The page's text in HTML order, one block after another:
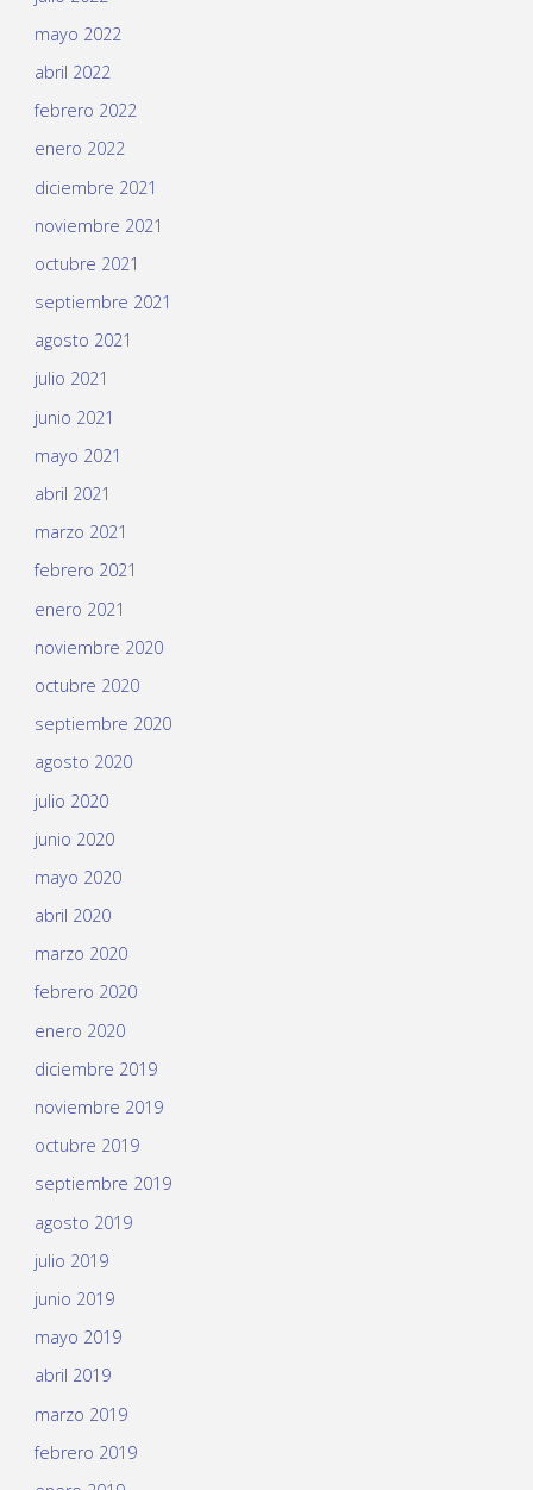
mayo 2022
abril 2022
febrero 2022
enero 2022
diciembre 2021
noviembre 2021
octubre 2021
septiembre 2021
agosto 2021
julio 2021
junio 2021
mayo 2021
abril 2021
marzo 2021
febrero 2021
enero 2021
noviembre 2020
octubre 2020
septiembre 2020
agosto 2020
julio 2020
junio 2020
mayo 2020
abril 2020
marzo 2020
febrero 2020
enero 2020
diciembre 2019
noviembre 2019
octubre 2019
septiembre 2019
agosto 2019
julio 2019
junio 2019
mayo 2019
abril 2019
marzo 2019
febrero 2019